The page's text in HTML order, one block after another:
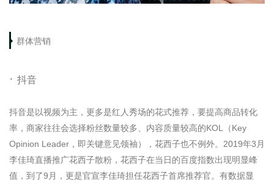
群体营销
· 抖音
抖音是以视频为主，更多是红人秀场的花式推荐，要提高商品转化
率，商家往往会选择粉丝数量较多、内容质量较高的KOL（Key
Opinion Leader，即关键意见领袖），花西子也不例外。2019年3月
李佳琦直播推广花西子散粉，花西子在当日的百度指数出现明显峰
值，到了9月，更是官宣李佳琦担任花西子首席推荐官。有数据显